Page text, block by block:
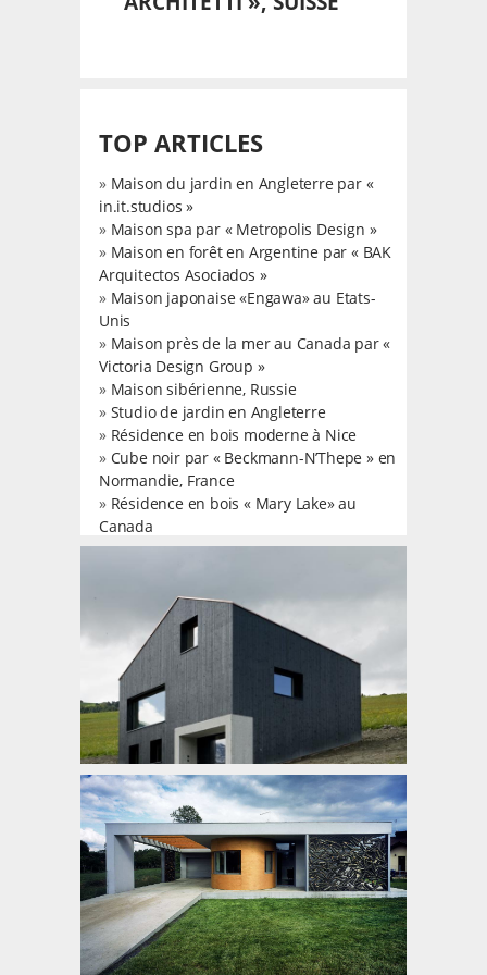
TOP ARTICLES
» Maison du jardin en Angleterre par «
in.it.studios »
» Maison spa par « Metropolis Design »
» Maison en forêt en Argentine par « BAK
Arquitectos Asociados »
» Maison japonaise «Engawa» au Etats-
Unis
» Maison près de la mer au Canada par «
Victoria Design Group »
» Maison sibérienne, Russie
» Studio de jardin en Angleterre
» Résidence en bois moderne à Nice
» Cube noir par « Beckmann-N’Thepe » en
Normandie, France
» Résidence en bois « Mary Lake» au
Canada